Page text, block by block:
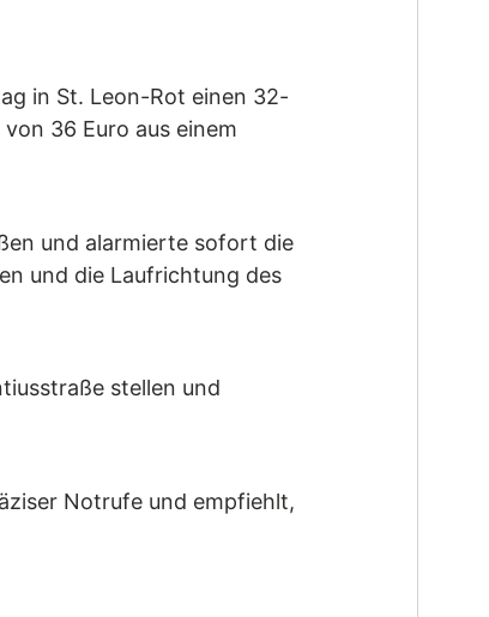
in St. Leon-Rot einen 32-
36 Euro aus einem
und alarmierte sofort die
und die Laufrichtung des
stellen und
Notrufe und empfiehlt,